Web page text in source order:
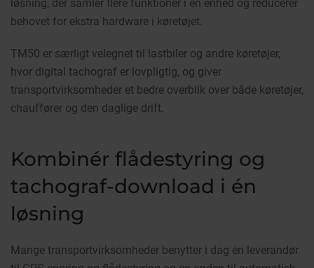
løsning, der samler flere funktioner i én enhed og reducerer
behovet for ekstra hardware i køretøjet.
TM50 er særligt velegnet til lastbiler og andre køretøjer,
hvor digital tachograf er lovpligtig, og giver
transportvirksomheder et bedre overblik over både køretøjer,
chauffører og den daglige drift.
Kombinér flådestyring og
tachograf-download i én
løsning
Mange transportvirksomheder benytter i dag én leverandør